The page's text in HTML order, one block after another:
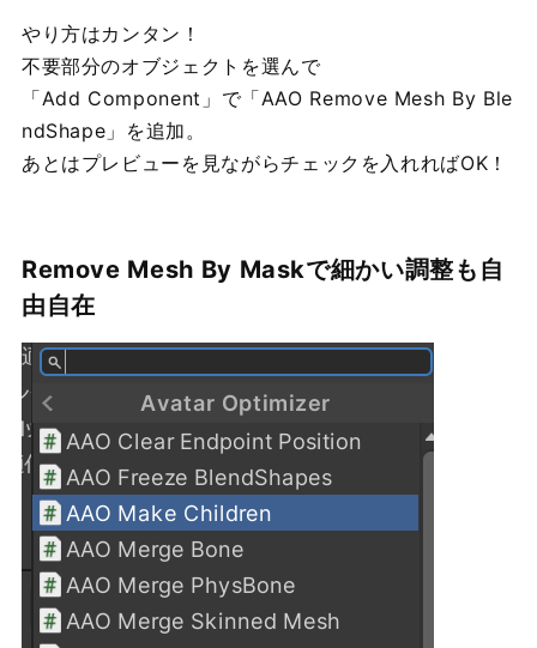
やり方はカンタン！
不要部分のオブジェクトを選んで
「Add Component」で「AAO Remove Mesh By Ble
ndShape」を追加。
あとはプレビューを見ながらチェックを入れればOK！
Remove Mesh By Maskで細かい調整も自
由自在